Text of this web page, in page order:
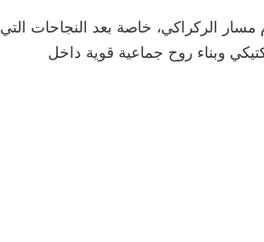
الركراكي، خاصة بعد النجاحات التي
وبناء روح جماعية قوية داخل